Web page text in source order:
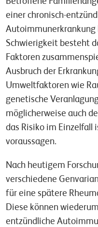
einer chronisch-
Autoimmunerkrankung
Schwierigkeit besteht
Faktoren
Ausbruch der
Umweltfaktoren wie
genetische
möglicherweise auch
das Risiko im Einzelfall
voraussagen.
Nach heutigem
verschiedene
für eine spätere
Diese können
entzündliche